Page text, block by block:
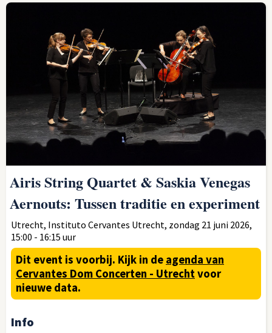
Airis String Quartet & Saskia Venegas
Aernouts: Tussen traditie en experiment
Utrecht, Instituto Cervantes Utrecht, zondag 21 juni 2026,
15:00 - 16:15 uur
Dit event is voorbij. Kijk in de agenda van
Cervantes Dom Concerten - Utrecht voor
nieuwe data.
Info